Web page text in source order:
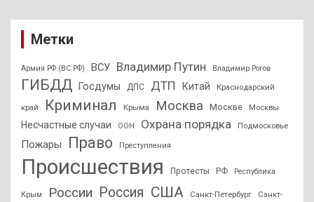
Метки
Армия РФ (ВС РФ) ВСУ Владимир Путин Владимир Рогов
ГИБДД Госдумы ДПС ДТП Китай Краснодарский
край Криминал Крыма Москва Москве Москвы
Несчастные случаи ООН Охрана порядка Подмосковье
Пожары Право Преступления
Происшествия Протесты РФ Республика
Крым России Россия США Санкт-Петербург
Санкт-